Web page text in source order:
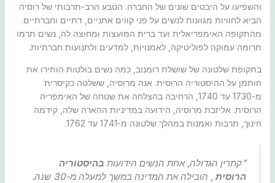
והשפיעו על היבטים שונים של החברה. הטבע הרב-תרבותי של רוסיה
הביא לחוויות מגוונות לנשים על פני קווים אתניים, דתיים וחברתיים.
מהתקופה האימפריאלית ועד ברית המועצות ומחוצה לה, נשים תרמו
תרומה עמוקה לפוליטיקה, לאמנויות, למדעים ולתנועות חברתיות.
בתקופת שלטונה של שושלת רומנוב, כמה נשים בולטות הותירו את
חותמן על ההיסטוריה הרוסית. אנה מרוסיה, ששלטה כקיסרית
מ-1730 עד 1740, הרחיבה בהצלחה את שטחה של האימפריה
הרוסית. אליזבת מרוסיה, הידועה במדיניות ההארה שלה, קידמה
חינוך, תרבות ואמנות במהלך שלטונה מ-1741 עד 1762.
"קתרין הגדולה, אחת הנשים הידועות בהיסטוריה
הרוסית
, הובילה את המדינה במשך למעלה מ-30 שנה.